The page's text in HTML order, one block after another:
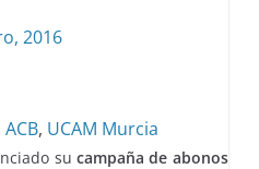
2016
ACB, UCAM Murcia
su campaña de abonos